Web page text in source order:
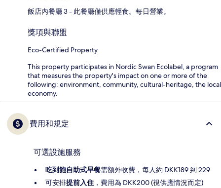
飯店內餐廳 3 - 此餐廳僅供應輕食。每日營業。
獎項與聯盟
Eco-Certified Property
This property participates in Nordic Swan Ecolabel, a program
that measures the property's impact on one or more of the
following: environment, community, cultural-heritage, the local
economy.
費用和規定
可選設施服務
吃到飽自助式早餐需額外收費，每人約 DKK189 到 229
可安排提前入住 ，費用為 DKK200 (視供應情況而定)